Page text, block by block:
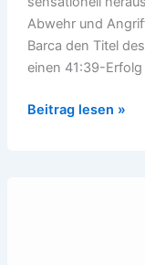
Abwehr und
Barca den Titel
einen 41:39-
SC
Beitrag lesen »